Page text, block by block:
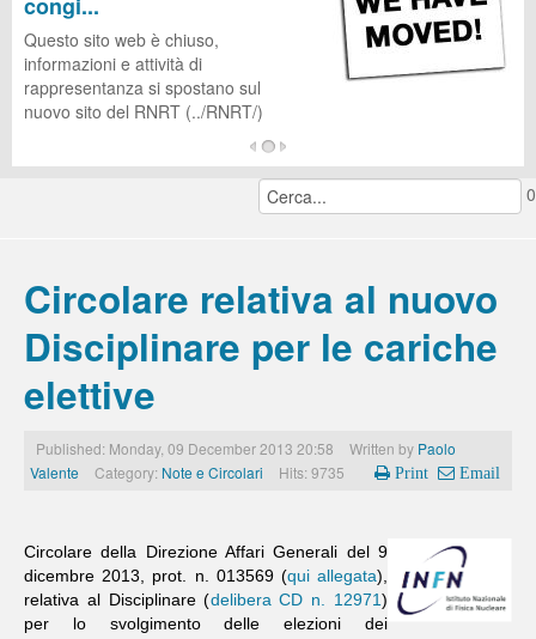
Questo sito web è chiuso,
informazioni e attività di
rappresentanza si spostano sul
nuovo sito del RNRT (../RNRT/)
0
Circolare relativa al nuovo
Disciplinare per le cariche
elettive
Published: Monday, 09 December 2013 20:58 Written by Paolo
Valente
Category: Note e Circolari Hits: 9735 Print Email
Circolare della Direzione Affari Generali del 9
dicembre 2013, prot. n. 013569 (qui allegata),
relativa al Disciplinare (delibera CD n. 12971)
per lo svolgimento delle elezioni dei
CUG